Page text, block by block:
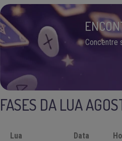
Concentre
FASES DA LUA
Lua Data